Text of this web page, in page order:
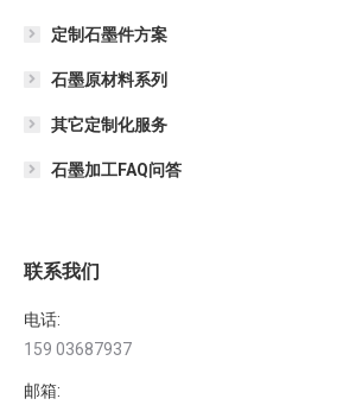
定制石墨件方案
石墨原材料系列
其它定制化服务
石墨加工FAQ问答
联系我们
电话:
159 03687937
邮箱: